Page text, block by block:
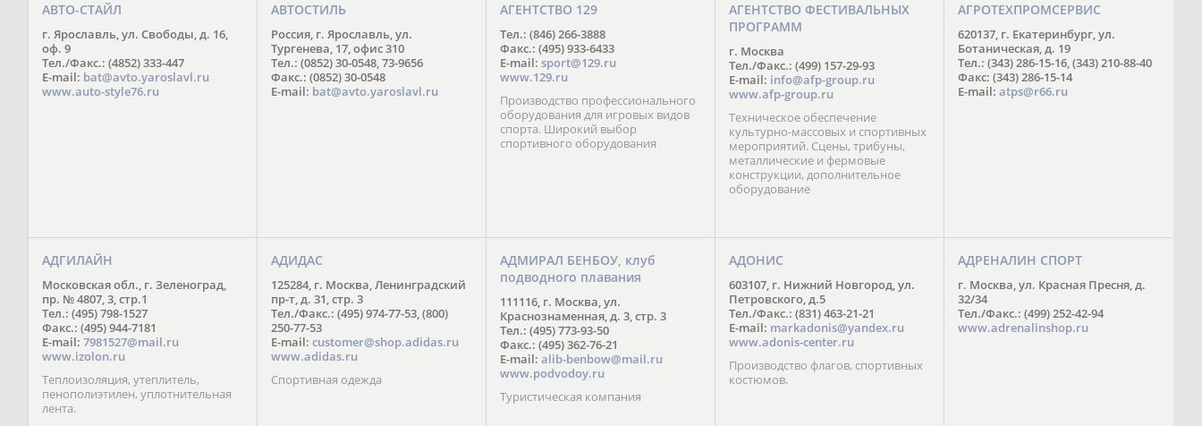
АВТО-СТАЙЛ
г. Ярославль, ул. Свободы, д. 16,
оф. 9
Тел./Факс.: (4852) 333-447
E-mail: bat@avto.yaroslavl.ru
www.auto-style76.ru
АВТОСТИЛЬ
Россия, г. Ярославль, ул.
Тургенева, 17, офис 310
Тел.: (0852) 30-0548, 73-9656
Факс.: (0852) 30-0548
E-mail: bat@avto.yaroslavl.ru
АГЕНТСТВО 129
Тел.: (846) 266-3888
Факс.: (495) 933-6433
E-mail: sport@129.ru
www.129.ru
Производство профессионального
оборудования для игровых видов
спорта. Широкий выбор
спортивного оборудования
АГЕНТСТВО ФЕСТИВАЛЬНЫХ
ПРОГРАММ
г. Москва
Тел./Факс.: (499) 157-29-93
E-mail: info@afp-group.ru
www.afp-group.ru
Техническое обеспечение
культурно-массовых и спортивных
мероприятий. Сцены, трибуны,
металлические и фермовые
конструкции, дополнительное
оборудование
АГРОТЕХПРОМСЕРВИС
620137, г. Екатеринбург, ул.
Ботаническая, д. 19
Тел.: (343) 286-15-16, (343) 210-88-40
Факс: (343) 286-15-14
E-mail: atps@r66.ru
АДГИЛАЙН
Московская обл., г. Зеленоград,
пр. № 4807, 3, стр.1
Тел.: (495) 798-1527
Факс.: (495) 944-7181
E-mail: 7981527@mail.ru
www.izolon.ru
Теплоизоляция, утеплитель,
пенополиэтилен, уплотнительная
лента.
АДИДАС
125284, г. Москва, Ленинградский
пр-т, д. 31, стр. 3
Тел./Факс.: (495) 974-77-53, (800)
250-77-53
E-mail: customer@shop.adidas.ru
www.adidas.ru
Спортивная одежда
АДМИРАЛ БЕНБОУ, клуб
подводного плавания
111116, г. Москва, ул.
Краснознаменная, д. 3, стр. 3
Тел.: (495) 773-93-50
Факс.: (495) 362-76-21
E-mail: alib-benbow@mail.ru
www.podvodoy.ru
Туристическая компания
АДОНИС
603107, г. Нижний Новгород, ул.
Петровского, д.5
Тел./Факс.: (831) 463-21-21
E-mail: markadonis@yandex.ru
www.adonis-center.ru
Производство флагов, спортивных
костюмов.
АДРЕНАЛИН СПОРТ
г. Москва, ул. Красная Пресня, д.
32/34
Тел./Факс.: (499) 252-42-94
www.adrenalinshop.ru